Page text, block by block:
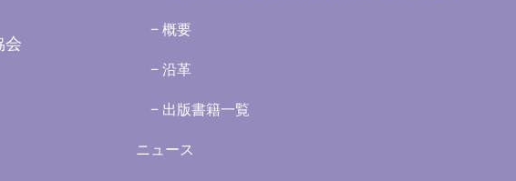
会
− 概要
− 沿革
− 出版書籍一覧
ニュース